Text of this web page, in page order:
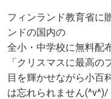
フィンランド教育省に
ンドの国内の
全小・中学校に無料配
「クリスマスに最高の
目を輝かせながら小百
は忘れられません(^v^)/